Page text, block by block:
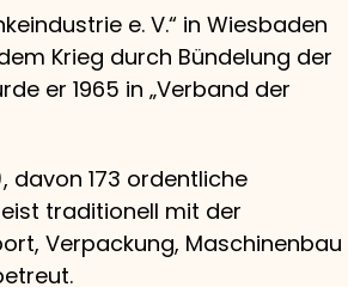
e. V.“ in Wiesbaden
Krieg durch Bündelung der
er 1965 in „Verband der
davon 173 ordentliche
traditionell mit der
Verpackung, Maschinenbau